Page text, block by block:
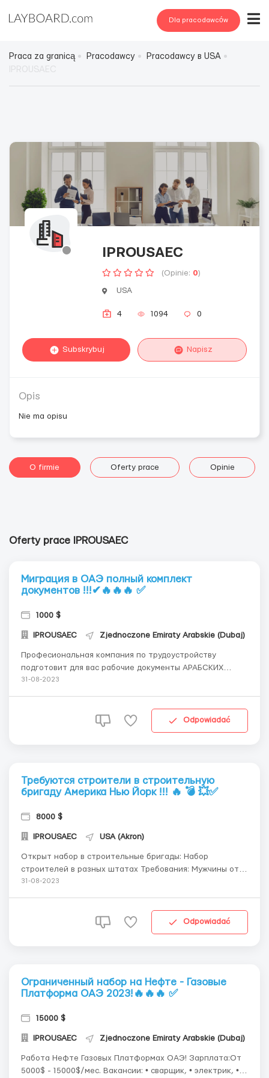
Dla pracodawców
Praca za granicą Pracodawcy
Pracodawcy в USA
IPROUSAEC
(Opinie: 0)
USA
4 1094 0
Subskrybuj Napisz
Opis
Nie ma opisu
O firmie Oferty prace Opinie
Oferty prace IPROUSAEC
Миграция в ОАЭ полный комплект
документов !!!✔🔥🔥🔥 ✅
1000 $
IPROUSAEC Zjednoczone Emiraty Arabskie (Dubaj)
Професиональная компания по трудоустройству
подготовит для вас рабочие документы АРАБСКИХ
ЭМИРАТОВ ОАЭ по желанию ВНЖ! Быстро качественно
старта!!!! Работаем с 2006 года!!!! А так же п...
31-08-2023
Odpowiadać
Требуются строители в строительную
бригаду Америка Нью Йорк !!! 🔥 💣 💥✅
8000 $
IPROUSAEC USA (Akron)
Открыт набор в строительные бригады: Набор
строителей в разных штатах Требования: Мужчины от
20 до 55 лет Умение работать в команде
установка солнечных панелей. -Укладка, изоляция и
31-08-2023
Odpowiadać
Ограниченный набор на Нефте - Газовые
Платформа ОАЭ 2023!🔥🔥🔥 ✅
15000 $
IPROUSAEC Zjednoczone Emiraty Arabskie (Dubaj)
Работа Нефте Газовых Платформах ОАЭ! Зарплата:От
5000$ - 15000$/мес. Вакансии: • сварщик, • электрик, •